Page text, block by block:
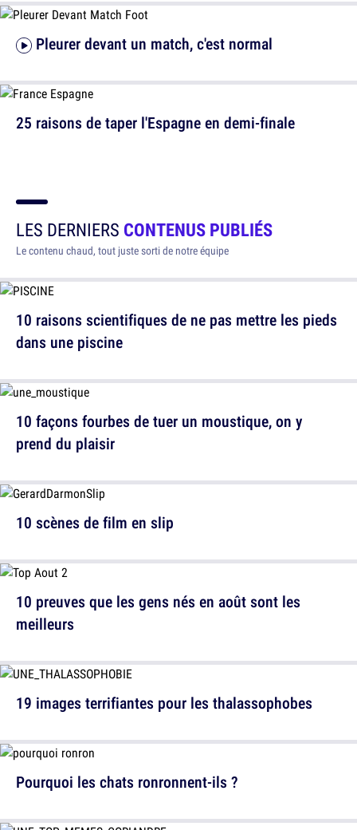
25 raisons de taper l'Espagne en demi-finale
Pleurer devant un match, c'est normal
LES DERNIERS CONTENUS PUBLIÉS
Le contenu chaud, tout juste sorti de notre équipe
10 raisons scientifiques de ne pas mettre les pieds
dans une piscine
10 scènes de film en slip
19 images terrifiantes pour les thalassophobes
10 façons fourbes de tuer un moustique, on y
prend du plaisir
10 preuves que les gens nés en août sont les
meilleurs
Pourquoi les chats ronronnent-ils ?